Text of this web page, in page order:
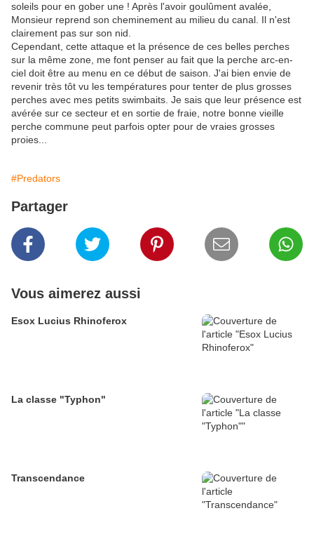
soleils pour en gober une ! Après l'avoir goulûment avalée,
Monsieur reprend son cheminement au milieu du canal. Il n'est
clairement pas sur son nid.
Cependant, cette attaque et la présence de ces belles perches
sur la même zone, me font penser au fait que la perche arc-en-
ciel doit être au menu en ce début de saison. J'ai bien envie de
revenir très tôt vu les températures pour tenter de plus grosses
perches avec mes petits swimbaits. Je sais que leur présence est
avérée sur ce secteur et en sortie de fraie, notre bonne vieille
perche commune peut parfois opter pour de vraies grosses
proies...
#Predators
Partager
Vous aimerez aussi
Esox Lucius Rhinoferox
La classe "Typhon"
Transcendance